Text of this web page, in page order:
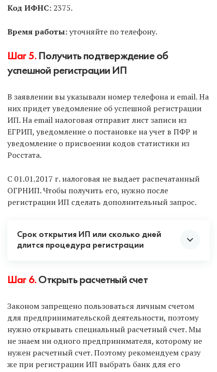
Способ 4.
острой необходимости, т.к. услуга дорогая.
Способ 5.
Почтой России с объявленной
ценностью и описью вложения.Не
рекомендуем, т.к. нужно предварительно
Способ 6.По доверенности может подать
другое лицо за вас.У доверенного лица должна
быть нотариальная доверенность на совершение
подобных действий.
оптимальные. В остальном выбор за вами.
Код ИФНС: 2375.
Время работы:уточняйте по телефону.
Шаг 5. Получить подтверждение об
успешной регистрации ИП
В заявлении вы указывали номер телефона и email. На
них придет уведомление об успешной регистрации
ИП. На email налоговая отправит лист записи из
ЕГРИП, уведомление о постановке на учет в ПФР и
уведомление о присвоении кодов статистики из
Росстата.
С 01.01.2017 г. налоговая не выдает распечатанный
ОГРНИП. Чтобы получить его, нужно после
регистрации ИП сделать дополнительный запрос.
Срок открытия ИП или сколько дней
длится процедура регистрации
Как только документы поданы, отсчитываем 3
предпринимателем.
Если же рассматривать всю процедуру вместе с
подготовкой и подачей документов, то срок
регистрации такой:
Шаг 6. Открыть расчетный счет
Законом запрещено пользоваться личным счетом
для предпринимательской деятельности, поэтому
нужно открывать специальный расчетный счет. Мы
не знаем ни одного предпринимателя, которому не
нужен расчетный счет. Поэтому рекомендуем сразу
же при регистрации ИП выбрать банк для его